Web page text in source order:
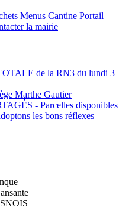
Menus Cantine Portail
la mairie
de la RN3 du lundi 3
Marthe Gautier
- Parcelles disponibles
les bons réflexes